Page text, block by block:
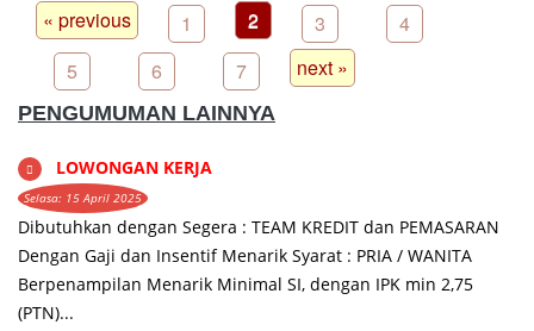
« previous 1 2 3
4
5
6 7 next »
PENGUMUMAN LAINNYA
LOWONGAN KERJA
Selasa: 15 April 2025
Dibutuhkan dengan Segera : TEAM KREDIT dan PEMASARAN
Dengan Gaji dan Insentif Menarik Syarat : PRIA / WANITA
Berpenampilan Menarik Minimal SI, dengan IPK min 2,75
(PTN)...